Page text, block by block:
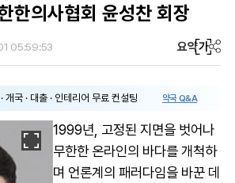
한의사협회 윤성찬 회장
05:59:53 요약가
개국 · 대출 · 인테리어 무료 컨설팅 약국 Q&A
1999년, 고정된 지면을 벗어나
무한한 온라인의 바다를 개척하
며 언론계의 패러다임을 바꾼 데